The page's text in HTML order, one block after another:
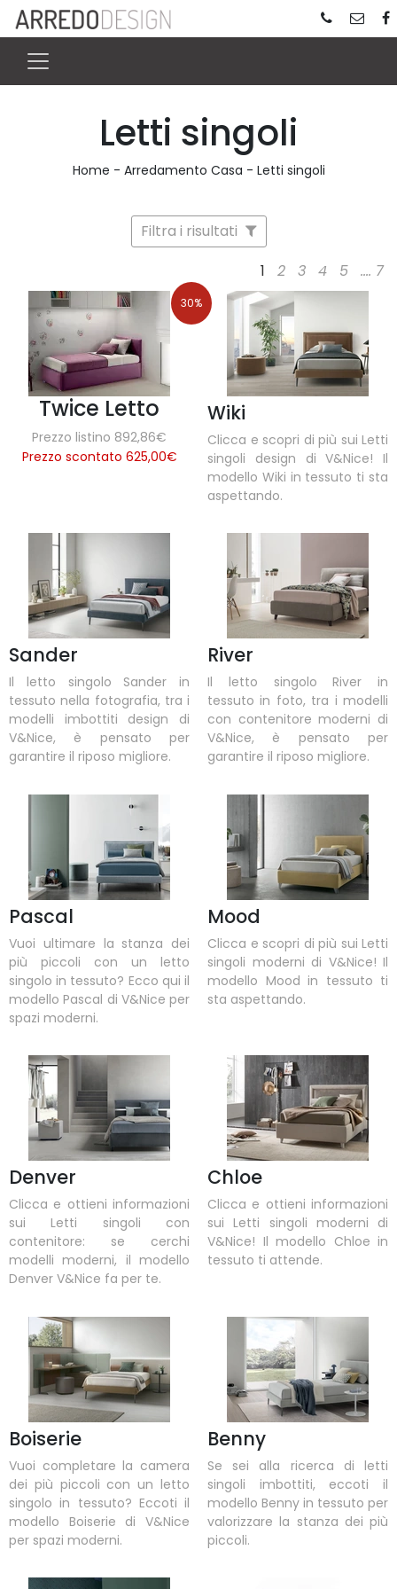
Letti singoli
Home - Arredamento Casa - Letti singoli
Filtra i risultati
1
2 3 4 5 .... 7
30%
Twice Letto
Prezzo listino 892,86€
Prezzo scontato 625,00€
Wiki
Clicca e scopri di più sui Letti
singoli design di V&Nice! Il
modello Wiki in tessuto ti sta
aspettando.
Sander
Il letto singolo Sander in
tessuto nella fotografia, tra i
modelli imbottiti design di
V&Nice, è pensato per
garantire il riposo migliore.
River
Il letto singolo River in
tessuto in foto, tra i modelli
con contenitore moderni di
V&Nice, è pensato per
garantire il riposo migliore.
Pascal
Vuoi ultimare la stanza dei
più piccoli con un letto
singolo in tessuto? Ecco qui il
modello Pascal di V&Nice per
spazi moderni.
Mood
Clicca e scopri di più sui Letti
singoli moderni di V&Nice! Il
modello Mood in tessuto ti
sta aspettando.
Denver
Clicca e ottieni informazioni
sui Letti singoli con
contenitore: se cerchi
modelli moderni, il modello
Denver V&Nice fa per te.
Chloe
Clicca e ottieni informazioni
sui Letti singoli moderni di
V&Nice! Il modello Chloe in
tessuto ti attende.
Boiserie
Vuoi completare la camera
dei più piccoli con un letto
singolo in tessuto? Eccoti il
modello Boiserie di V&Nice
per spazi moderni.
Benny
Se sei alla ricerca di letti
singoli imbottiti, eccoti il
modello Benny in tessuto per
valorizzare la stanza dei più
piccoli.